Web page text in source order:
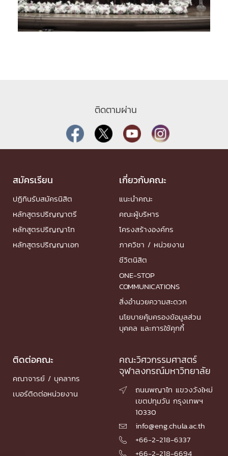
ติดตามผ่าน
สมัครเรียน
ปฏิทินรับสมัครนิสิต
หลักสูตรปริญญาตรี
หลักสูตรปริญญาโท
หลักสูตรปริญญาเอก
เกี่ยวกับคณะ
แนะนำคณะ
คณะผู้บริหาร
โครงสร้างองค์กร
ภาควิชา / หน่วยงาน
ชีวิตนิสิต
ONE-STOP
COMMUNICATIONS
สิ่งอำนวยความสะดวก
นโยบายคุ้มครองข้อมูลส่วน
บุคคล และการใช้คุกกี้
ติดต่อคณะ
คณาจารย์ / บุคลากร
เบอร์ติดต่อหน่วยงาน
คณะวิศวกรรมศาสตร์
จุฬาลงกรณ์มหาวิทยาลัย

ถนนพญาไท แขวงวังใหม่
เขตปทุมวัน กรุงเทพฯ
10330
 info@eng.chula.ac.th
 +66-2-218-6337
 +66-2-218-6694